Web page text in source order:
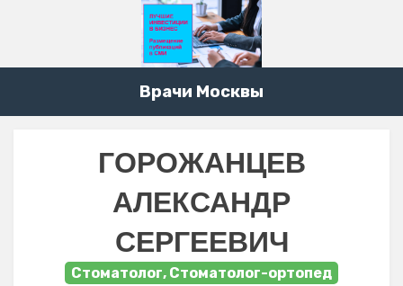
Врачи Москвы
ГОРОЖАНЦЕВ
АЛЕКСАНДР
СЕРГЕЕВИЧ
Стоматолог, Стоматолог-ортопед